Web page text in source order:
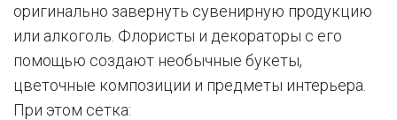
оригинально завернуть сувенирную продукцию
или алкоголь. Флористы и декораторы с его
помощью создают необычные букеты,
цветочные композиции и предметы интерьера.
При этом сетка: